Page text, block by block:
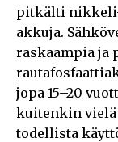
pitkälti
akkuja.
raskaampia ja
jopa 15–20
kuitenkin
todellista